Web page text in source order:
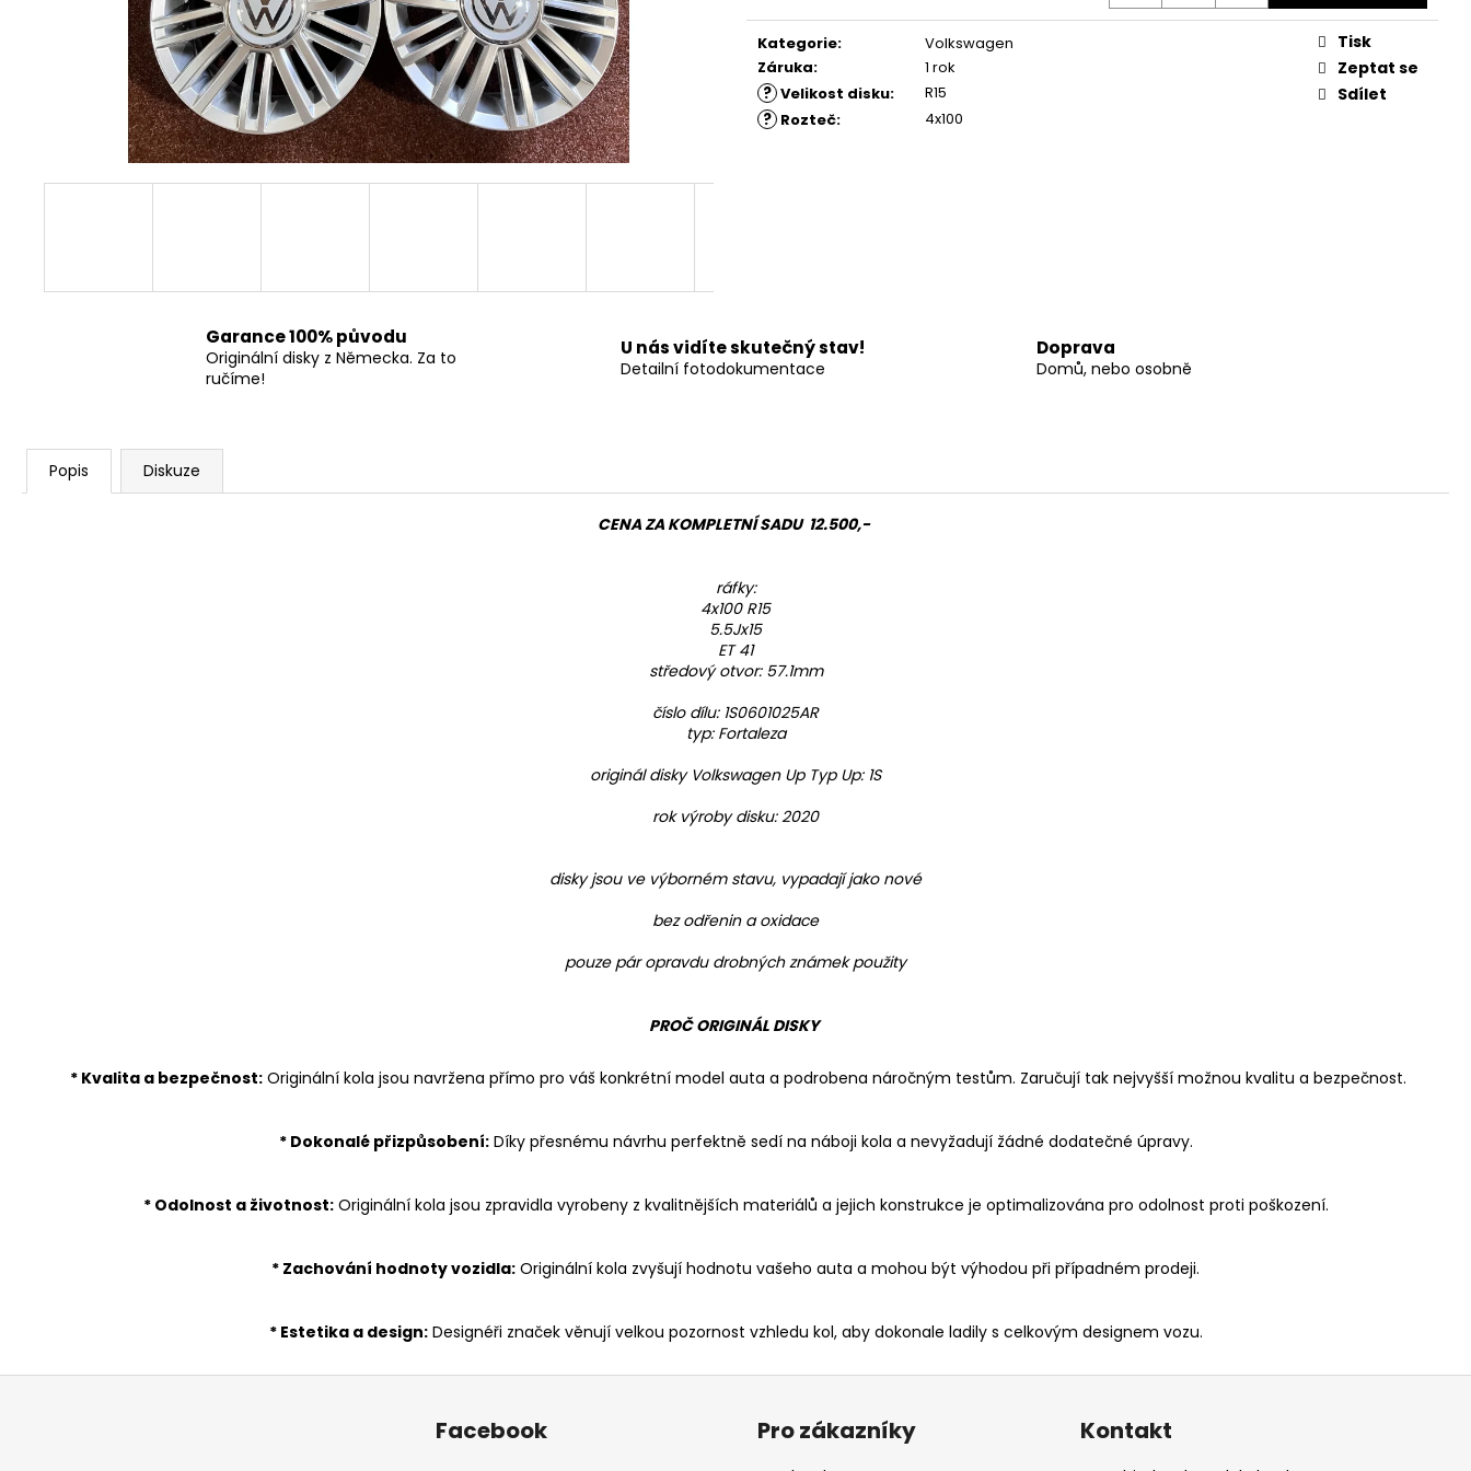
cena:
Kategorie:
Volkswagen
Záruka: 1 rok
? Velikost disku: R15
? Rozteč: 4x100
Tisk
Zeptat se
Sdílet
Garance 100% původu
Originální disky z Německa. Za to
ručíme!
U nás vidíte skutečný stav!
Detailní fotodokumentace
Doprava
Domů, nebo osobně
Popis Diskuze
CENA ZA KOMPLETNÍ SADU 12.500,-
ráfky:
4x100 R15
5.5Jx15
ET 41
středový otvor: 57.1mm
číslo dílu: 1S0601025AR
typ: Fortaleza
originál disky Volkswagen Up Typ Up: 1S
rok výroby disku: 2020
disky jsou ve výborném stavu, vypadají jako nové
bez odřenin a oxidace
pouze pár opravdu drobných známek použity
PROČ ORIGINÁL DISKY
* Kvalita a bezpečnost:Originální kola jsou navržena přímo pro váš konkrétní model auta a podrobena náročným testům. Zaručují tak nejvyšší možnou kvalitu a bezpečnost.
* Dokonalé přizpůsobení:Díky přesnému návrhu perfektně sedí na náboji kola a nevyžadují žádné dodatečné úpravy.
* Odolnost a životnost:Originální kola jsou zpravidla vyrobeny z kvalitnějších materiálů a jejich konstrukce je optimalizována pro odolnost proti poškození.
* Zachování hodnoty vozidla: Originální kola zvyšují hodnotu vašeho auta a mohou být výhodou při případném prodeji.
* Estetika a design:Designéři značek věnují velkou pozornost vzhledu kol, aby dokonale ladily s celkovým designem vozu.
Facebook Pro zákazníky Kontakt